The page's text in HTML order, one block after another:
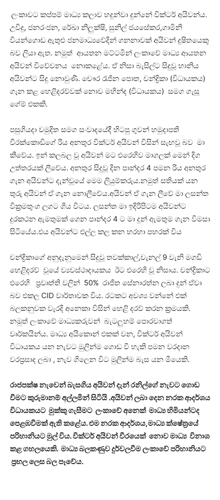
ලංකාවට කප්පම් මාධ්‍ය කලාව හදුන්වා දුන්නේ වික්ටර් අයිවන්ය.
උවිදු, ජනරංජන, රේඛා නිලුක්ෂි, සුනිල් ජයසේකර,ගාමිනි
වියන්ගොඩ ඇතුළු ජනමාධ්‍යවේදින් ගනනාවක් අයිවන් දූෂිතයෙකු
බව ලියා ඇත. නමුත් ආයතන මට්ටමින් ලංකාවේ මාධ්‍ය ආයතන
අයිවන් විවේචනය නොකළේය. ඒ නිසා බැසිල්ට සිදුවූ හානිය
අයිවන්ට සිදු නොවුණි. චෞර ‍රැජින පොත, චන්ද්‍රිකා (විධායකය)
ගැන කළ හෙළිදරව්වක් නොව මහින්ද (විධායකය) සමග ගැසූ
ගේම් එකකි.
පසුගියදා චමුදිත සමග සංවාදයේදී හිටපු ගුවන් හමුදාපති
වීරක්කොඩිගේ රිය අනතුර වික්ටර් අයිවන් විසින් සැඟවූ බව මා
කීවේය. ඉන් කලබල වූ අයිවන් මට එරෙහිව මාගලක් මෙන් දිග
උත්තරයක් ලීවේය. අනතුර සිදුවූ දින පාන්දර 4 පමන රිය අනතුර
ගැන අයිවන්ට දැන්වූයේ මෙම ලියුම්කරුය.නමුත් සතියක් යන
තුරු අයිවන් ඒ ගැන නොලීවේය.අයිවන් ඒ ගැන ලීවේ මා ලසන්ත
වික්‍රමතුංග ලගට ගිය විටය. ලසන්ත මා ඉදිරිපිටම අයිවන්ට
දුරකථන ඇමතුමක් ගෙන පාන්දර 4 ට මා දුන් ඇමතුම ගැන විමසා
සිටියේය.එය අයිවන්ට එල්ල කල කන හරහා පහරක් විය
චන්ද්‍රිකාගේ අනුදැනුමෙන් සිදුවූ තවක්කාල්,චැනල් 9 වැනි මගඩි
හෙළිදරව් වූයේ ව්‍යවස්ථාදායකය ඊට එරෙහි වූ නිසාය. චන්ද්‍රිකාට
එරෙහි ප්‍රවෘත්ති වලින් 50% රාජිත සේනාරත්න ලබා දුන් ඒවා
බව එකල CID වාර්තාවක විය. රටකට අවශ්‍ය වන්නේ එක්
බලකනුවක වැරදි අනෙකා විසින් හෙළි දරව් කරන ක්‍රමයකි.
නමුත් ලංකාවේ මාධ්‍යකරුවන් බැටලුහම් පොරවාගත්
වෘර්කයින්ය. මාධ්‍ය අයිකොන් එකක් වන, වික්ටර් අයිවන්
විධායකය යන නැවට මුලින්ම ගොඩ වී හැකි පමන වරදාන
වරප්‍රසාද ලබා , නැව ගිලෙන විට මුලින්ම බැස යන මීයෙකි.
රාජපක්ෂ නැවෙන් බැසගිය අයිවන් දැන් රනිල්ගේ නැවට ගොඩ
වීමට කුරුමානම් අල්ලමින් සිටියි .අයිවන් ලබා දෙන නරක ආදර්ශය
විධායකයට මුක්කු ගැසීමට ලංකාවේ අනෙක් මාධ්‍ය හිමියන්ටද
පෙළඹවීමක් ඇති කළේය. එම නරක ආදර්ශය,මාධ්‍ය ක්ෂේත්‍රයේ
පරිහානියට මුල් විය. වික්ටර් අයිවන් වීරයෙක් නොව මාධ්‍ය විනාශ
කළ ගහලයෙකි. මාධ්‍ය බලකණුව දුර්වලවීම ලංකාවේ පරිහානියට
ප්‍රභල ලෙස බල පෑවේය.